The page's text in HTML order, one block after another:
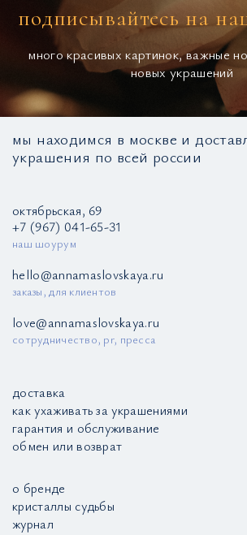
подписывайтесь на
много красивых картинок, важные
новых украшений
мы находимся в москве и
украшения по всей россии
октябрьская, 69
+7 (967) 041-65-31
наш шоурум
hello@annamaslovskaya.ru
заказы, для клиентов
love@annamaslovskaya.ru
сотрудничество, pr, пресса
доставка
как ухаживать за украшениями
гарантия и обслуживание
обмен или возврат
о бренде
кристаллы судьбы
журнал